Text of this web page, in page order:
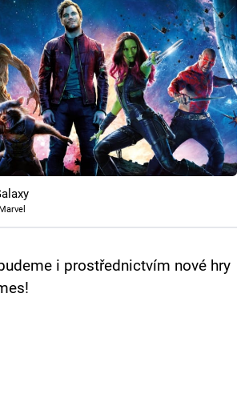
i prostřednictvím nové hry